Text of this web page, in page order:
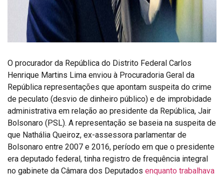
O procurador da República do Distrito Federal Carlos
Henrique Martins Lima enviou à Procuradoria Geral da
República representações que apontam suspeita do crime
de peculato (desvio de dinheiro público) e de improbidade
administrativa em relação ao presidente da República, Jair
Bolsonaro (PSL). A representação se baseia na suspeita de
que Nathália Queiroz, ex-assessora parlamentar de
Bolsonaro entre 2007 e 2016, período em que o presidente
era deputado federal, tinha registro de frequência integral
no gabinete da Câmara dos Deputados enquanto trabalhava